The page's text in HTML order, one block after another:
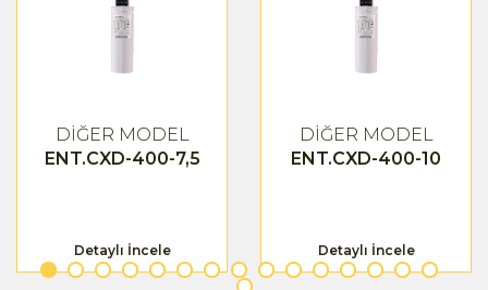
DİĞER MODEL
ENT.CXD-400-7,5
Detaylı İncele
DİĞER MODEL
ENT.CXD-400-10
Detaylı İncele